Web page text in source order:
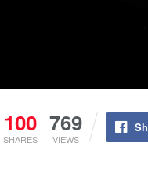
100
SHARES
769
VIEWS